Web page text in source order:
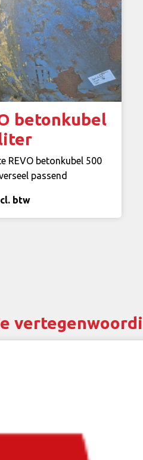
betonkubel
REVO betonkubel 500
passend
btw